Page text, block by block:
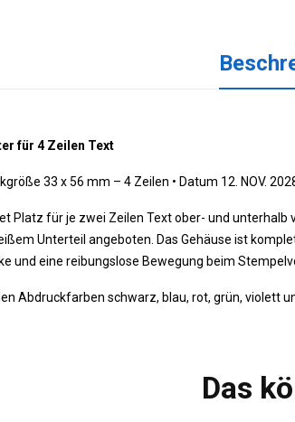
für 4 Zeilen Text
33 x 56 mm – 4 Zeilen • Datum 12. NOV.
Platz für je zwei Zeilen Text ober- und unterhalb
Unterteil angeboten. Das Gehäuse ist
und eine reibungslose Bewegung beim
Abdruckfarben schwarz, blau, rot, grün, violett
Das